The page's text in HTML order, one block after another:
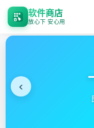
软件商店
放心下 安心用
‹